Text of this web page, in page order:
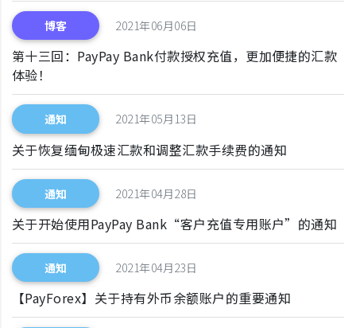
博客 2021年06月06日
第十三回：PayPay Bank付款授权充值，更加便捷的汇款
体验！
通知 2021年05月13日
关于恢复缅甸极速汇款和调整汇款手续费的通知
通知 2021年04月28日
关于开始使用PayPay Bank“客户充值专用账户”的通知
通知 2021年04月23日
【PayForex】关于持有外币余额账户的重要通知